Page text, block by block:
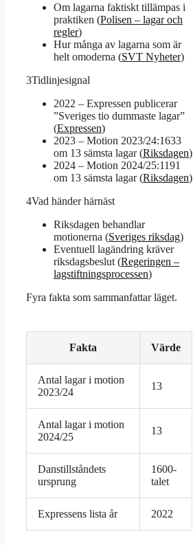
Om lagarna faktiskt tillämpas i
praktiken (Polisen – lagar och
regler)
Hur många av lagarna som är
helt omoderna (SVT Nyheter)
3Tidlinjesignal
2022 – Expressen publicerar
”Sveriges tio dummaste lagar”
(Expressen)
2023 – Motion 2023/24:1633
om 13 sämsta lagar (Riksdagen)
2024 – Motion 2024/25:1191
om 13 sämsta lagar (Riksdagen)
4Vad händer härnäst
Riksdagen behandlar
motionerna (Sveriges riksdag)
Eventuell lagändring kräver
riksdagsbeslut (Regeringen –
lagstiftningsprocessen)
Fyra fakta som sammanfattar läget.
Fakta Värde
Antal lagar i motion
2023/24
13
Antal lagar i motion
2024/25
13
Danstillståndets
ursprung
1600-
talet
Expressens lista år 2022